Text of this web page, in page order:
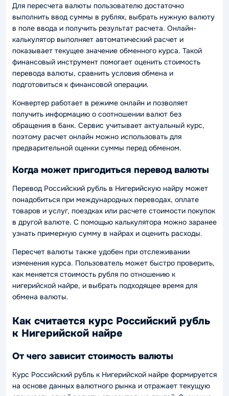
Для пересчета валюты пользователю достаточно
выполнить ввод суммы в рублях, выбрать нужную валюту
в поле ввода и получить результат расчета. Онлайн-
калькулятор выполняет автоматический расчет и
показывает текущее значение обменного курса. Такой
финансовый инструмент помогает оценить стоимость
перевода валюты, сравнить условия обмена и
подготовиться к финансовой операции.
Конвертер работает в режиме онлайн и позволяет
получить информацию о соотношении валют без
обращения в банк. Сервис учитывает актуальный курс,
поэтому расчет онлайн можно использовать для
предварительной оценки суммы перед обменом.
Когда может пригодиться перевод валюты
Перевод Российский рубль в Нигерийскую найру может
понадобиться при международных переводах, оплате
товаров и услуг, поездках или расчете стоимости покупок
в другой валюте. С помощью калькулятора можно заранее
узнать примерную сумму в найрах и оценить расходы.
Пересчет валюты также удобен при отслеживании
изменения курса. Пользователь может быстро проверить,
как меняется стоимость рубля по отношению к
нигерийской найре, и выбрать подходящее время для
обмена валюты.
Как считается курс Российский рубль
к Нигерийской найре
От чего зависит стоимость валюты
Курс Российский рубль к Нигерийской найре формируется
на основе данных валютного рынка и отражает текущую